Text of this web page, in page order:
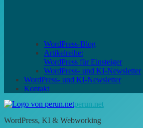
WordPress-Blog
Artikelreihe:
WordPress für Einsteiger
WordPress- und KI-Newsletter
WordPress- und KI-Newsletter
Kontakt
perun.net
WordPress, KI & Webworking